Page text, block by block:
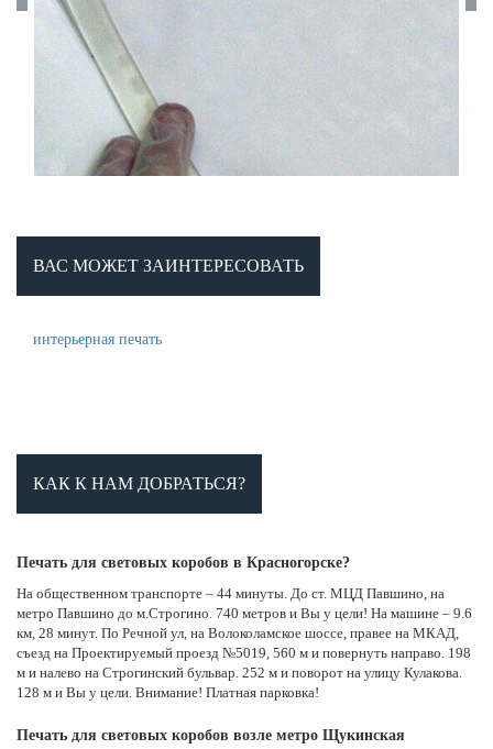
ВАС МОЖЕТ ЗАИНТЕРЕСОВАТЬ
интерьерная печать
КАК К НАМ ДОБРАТЬСЯ?
Печать для световых коробов в Красногорске?
На общественном транспорте – 44 минуты. До ст. МЦД Павшино, на
метро Павшино до м.Строгино. 740 метров и Вы у цели! На машине – 9.6
км, 28 минут. По Речной ул, на Волоколамское шоссе, правее на МКАД,
съезд на Проектируемый проезд №5019, 560 м и повернуть направо. 198
м и налево на Строгинский бульвар. 252 м и поворот на улицу Кулакова.
128 м и Вы у цели. Внимание! Платная парковка!
Печать для световых коробов возле метро Щукинская